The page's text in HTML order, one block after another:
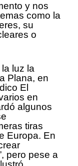
y nos
como la
su
o
luz la
Plana, en
El
en
algunos
tiras
Europa. En
pero pese a